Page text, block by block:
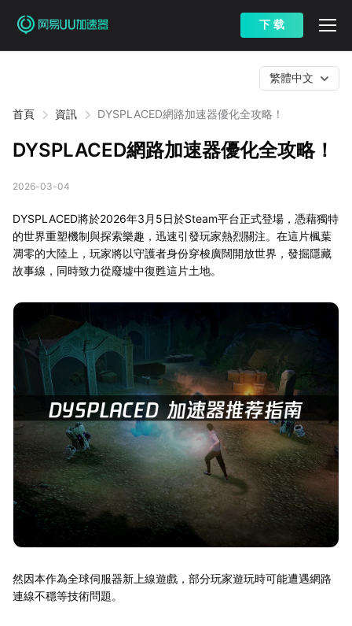
下 载
首頁 資訊 DYSPLACED網路加速器優化全攻略！
繁體中文
DYSPLACED網路加速器優化全攻略！
2026-03-04
DYSPLACED將於2026年3月5日於Steam平台正式登場，憑藉獨特
的世界重塑機制與探索樂趣，迅速引發玩家熱烈關注。在這片楓葉
凋零的大陸上，玩家將以守護者身份穿梭廣闊開放世界，發掘隱藏
故事線，同時致力從廢墟中復甦這片土地。
然因本作為全球伺服器新上線遊戲，部分玩家遊玩時可能遭遇網路
連線不穩等技術問題。